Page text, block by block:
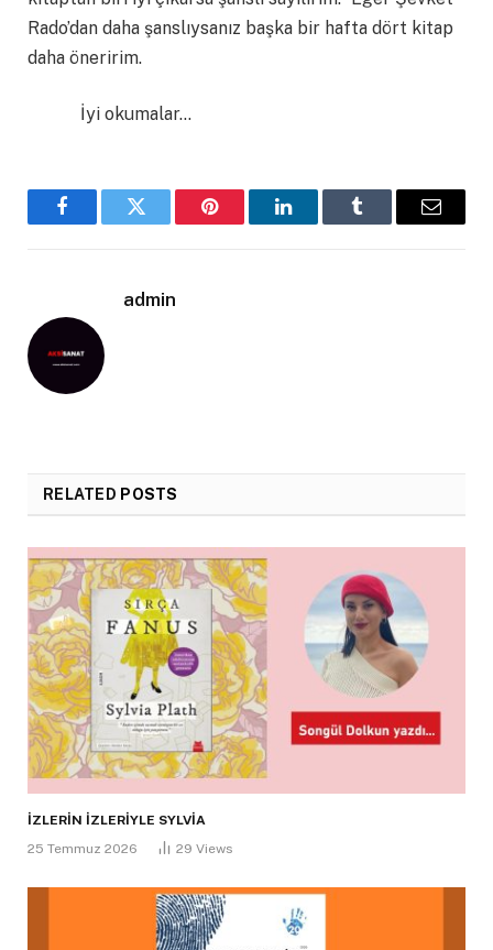
Rado’dan daha şanslıysanız başka bir hafta dört kitap
daha öneririm.
İyi okumalar…
FacebookTwitter Pinterest LinkedInTumblr Email
admin
RELATED POSTS
İZLERİN İZLERİYLE SYLVİA
25 Temmuz 2026
29 Views